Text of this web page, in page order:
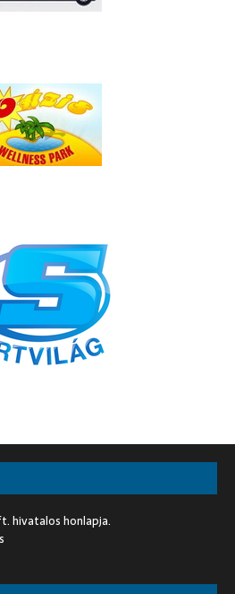
hivatalos honlapja.